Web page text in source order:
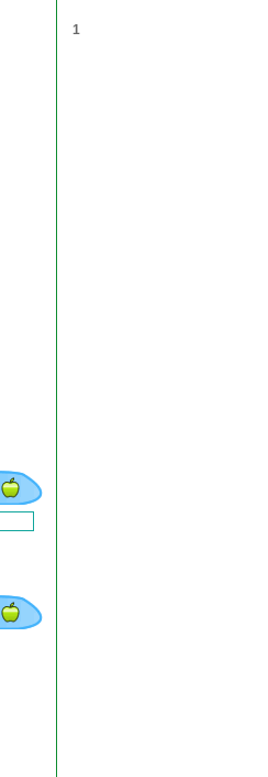
1